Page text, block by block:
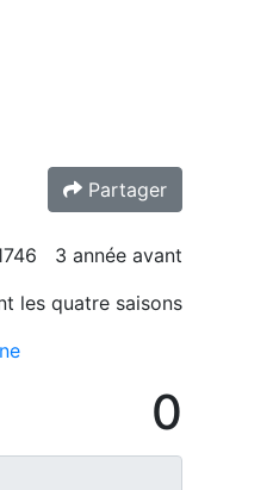
Partager
3 année avant
les quatre saisons
0